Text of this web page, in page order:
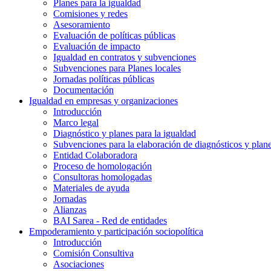
Planes para la igualdad
Comisiones y redes
Asesoramiento
Evaluación de políticas públicas
Evaluación de impacto
Igualdad en contratos y subvenciones
Subvenciones para Planes locales
Jornadas políticas públicas
Documentación
Igualdad en empresas y organizaciones
Introducción
Marco legal
Diagnóstico y planes para la igualdad
Subvenciones para la elaboración de diagnósticos y
Entidad Colaboradora
Proceso de homologación
Consultoras homologadas
Materiales de ayuda
Jornadas
Alianzas
BAI Sarea - Red de entidades
Empoderamiento y participación sociopolítica
Introducción
Comisión Consultiva
Asociaciones